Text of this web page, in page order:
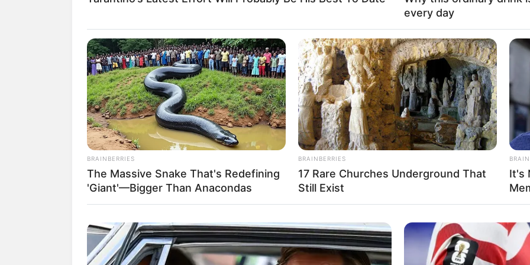
every day
BRAINBERRIES
The Massive Snake That's Redefining
'Giant'—Bigger Than Anacondas
BRAINBERRIES
17 Rare Churches Underground That
Still Exist
It's